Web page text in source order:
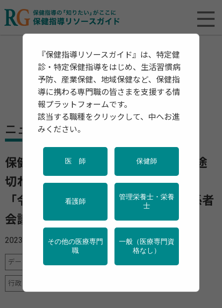
ニュース
保健事業の継続性を、生涯にわたり途
切れさせないために
「令和4年度地域・職域連携推進関係者
会議」より
2023年03月16日
データヘルス計画 産業保健
行政・団体の関連資料
『保健指導リソースガイド』は、特定健
診・特定保健指導をはじめ、生活習慣病
予防、産業保健、地域保健など、保健指
導に携わる専門職の皆さまを支援する情
報プラットフォームです。
該当する職種をクリックして、中へお進
みください。
医 師 保健師
看護師
管理栄養士・栄養
士
その他の医療専門
職
一般（医療専門資
格なし）